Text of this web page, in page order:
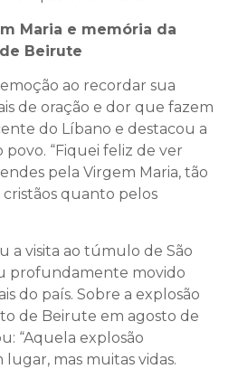
Maria e memória da
Beirute
ao recordar sua
de oração e dor que fazem
do Líbano e destacou a
“Fiquei feliz de ver
pela Virgem Maria, tão
quanto pelos
a visita ao túmulo de São
profundamente movido
do país. Sobre a explosão
de Beirute em agosto de
“Aquela explosão
mas muitas vidas.